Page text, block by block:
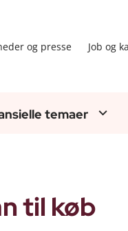
og presse Job og
temaer
til køb